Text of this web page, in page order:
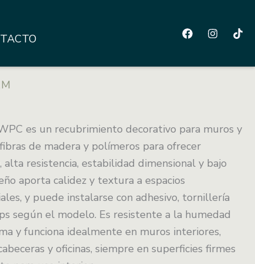
es un recubrimiento decorativo para muros y
de madera y polímeros para ofrecer
alta resistencia, estabilidad dimensional y bajo
aporta calidez y textura a espacios
y puede instalarse con adhesivo, tornillería
según el modelo. Es resistente a la humedad
y funciona idealmente en muros interiores,
y oficinas, siempre en superficies firmes